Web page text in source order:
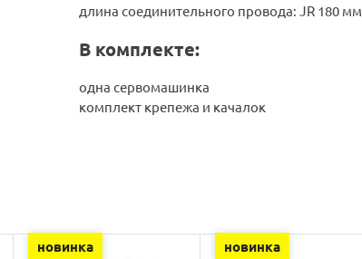
длина соединительного провода: JR 180 мм
В комплекте:
одна сервомашинка
комплект крепежа и качалок
новинка новинка